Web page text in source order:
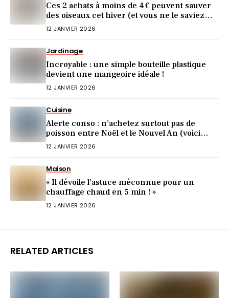
Ces 2 achats à moins de 4 € peuvent sauver
des oiseaux cet hiver (et vous ne le saviez
pas)
12 JANVIER 2026
Jardinage
Incroyable : une simple bouteille plastique
devient une mangeoire idéale !
12 JANVIER 2026
Cuisine
Alerte conso : n’achetez surtout pas de
poisson entre Noël et le Nouvel An (voici
pourquoi)
12 JANVIER 2026
Maison
« Il dévoile l’astuce méconnue pour un
chauffage chaud en 5 min ! »
12 JANVIER 2026
RELATED ARTICLES